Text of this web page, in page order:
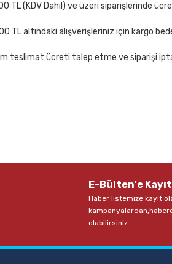
TL (KDV Dahil) ve üzeri siparişlerinde
TL altındaki alışverişleriniz için kargo
teslimat ücreti talep etme ve siparişi
E-Bülten'e
Haber listemize kayıt
olabilirsiniz.